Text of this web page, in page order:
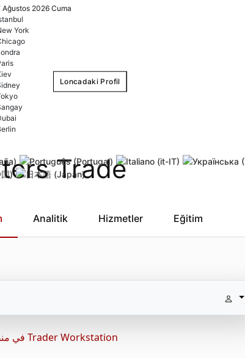
Ağustos 2026 Cuma
York
Loncadaki Profil
Kullanıcı adımı unuttum Parolamı unuttum
gönder
Analitik Hizmetler Eğitim
أوامر ScaleTrader في منصة Trader Workstation